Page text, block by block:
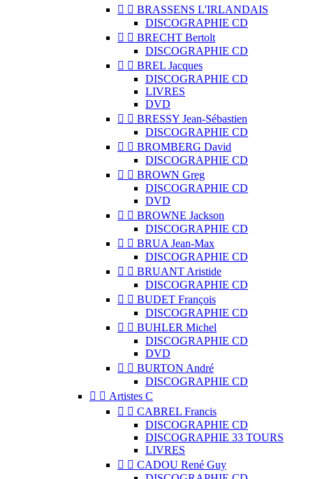
  BRASSENS L'IRLANDAIS
DISCOGRAPHIE CD
  BRECHT Bertolt
DISCOGRAPHIE CD
  BREL Jacques
DISCOGRAPHIE CD
LIVRES
DVD
  BRESSY Jean-Sébastien
DISCOGRAPHIE CD
  BROMBERG David
DISCOGRAPHIE CD
  BROWN Greg
DISCOGRAPHIE CD
DVD
  BROWNE Jackson
DISCOGRAPHIE CD
  BRUA Jean-Max
DISCOGRAPHIE CD
  BRUANT Aristide
DISCOGRAPHIE CD
  BUDET François
DISCOGRAPHIE CD
  BUHLER Michel
DISCOGRAPHIE CD
DVD
  BURTON André
DISCOGRAPHIE CD
  Artistes C
  CABREL Francis
DISCOGRAPHIE CD
DISCOGRAPHIE 33 TOURS
LIVRES
  CADOU René Guy